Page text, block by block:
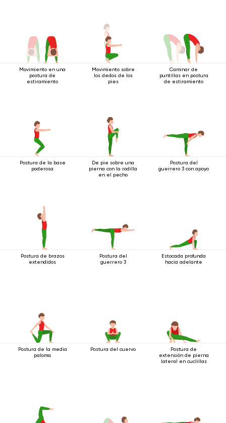
Movimiento en una
postura de
estiramiento
Movimiento sobre
los dedos de los
pies
Caminar de
puntillas en postura
de estiramiento
Postura de la base
poderosa
De pie sobre una
pierna con la rodilla
en el pecho
Postura del
guerrero 3 con apoyo
Postura de brazos
extendidos
Postura del
guerrero 3
Estocada profunda
hacia adelante
Postura de la media
paloma
Postura del cuervo
Postura de
extensión de pierna
lateral en cuclillas